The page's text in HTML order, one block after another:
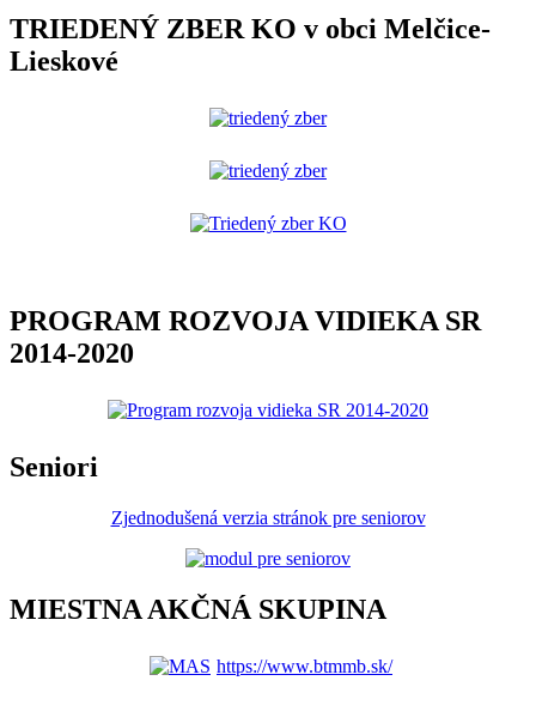
TRIEDENÝ ZBER KO v obci Melčice-
Lieskové
PROGRAM ROZVOJA VIDIEKA SR
2014-2020
Seniori
Zjednodušená verzia stránok pre seniorov
MIESTNA AKČNÁ SKUPINA
https://www.btmmb.sk/